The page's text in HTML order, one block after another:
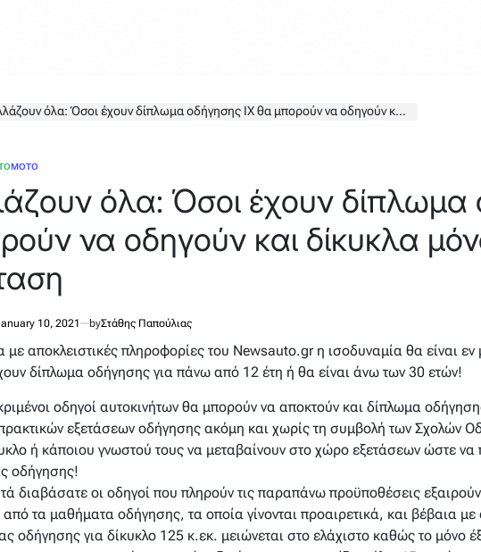
όλα: Όσοι έχουν δίπλωμα οδήγησης ΙΧ θα μπορούν να οδηγούν και δίκυκλα μόνο με πρακτική εξέταση
ΜΟΤΟ
όλα: Όσοι έχουν δίπλωμα
να οδηγούν και δίκυκλα
10, 2021 byΣτάθης Παπούλιας
αποκλειστικές πληροφορίες του Newsauto.gr η ισοδυναμία θα είναι
δίπλωμα οδήγησης για πάνω από 12 έτη ή θα είναι άνω των 30 ετών!
οδηγοί αυτοκινήτων θα μπορούν να αποκτούν και δίπλωμα
εξετάσεων οδήγησης ακόμη και χωρίς τη συμβολή των Σχολών
ή κάποιου γνωστού τους να μεταβαίνουν στο χώρο εξετάσεων ώστε να
οδήγησης!
διαβάσατε οι οδηγοί που πληρούν τις παραπάνω προϋποθέσεις
από τα μαθήματα οδήγησης, τα οποία γίνονται προαιρετικά, και βέβαια
οδήγησης για δίκυκλο 125 κ.εκ. μειώνεται στο ελάχιστο καθώς το